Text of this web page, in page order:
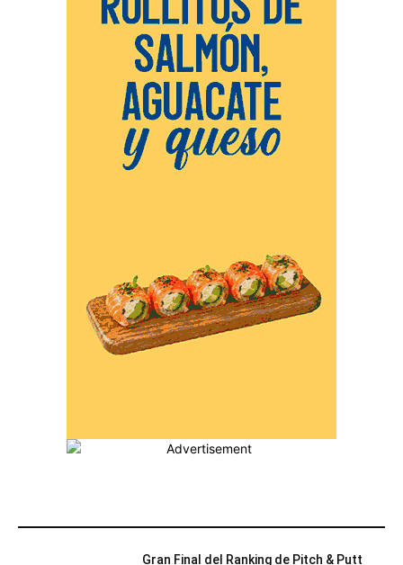
Gran Final del Ranking de Pitch & Putt